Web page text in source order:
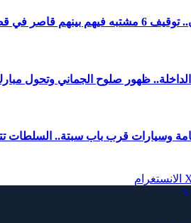
جثتها بوادي الساقية الحمراء
ظهور صلوح الجماني وتحول مبارك
وسيارات قرب باب سبتة.. السلطات
الانستغرام